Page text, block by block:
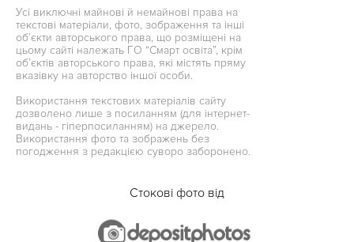
Усі виключні майнові й немайнові права на
текстові матеріали, фото, зображення та інші
об’єкти авторського права, що розміщені на
цьому сайті належать ГО “Смарт освіта”, крім
об’єктів авторського права, які містять пряму
вказівку на авторство іншої особи.
Використання текстових матеріалів сайту
дозволено лише з посиланням (для інтернет-
видань - гіперпосиланням) на джерело.
Використання фото та зображень без
погодження з редакцією суворо заборонено.
Стокові фото від